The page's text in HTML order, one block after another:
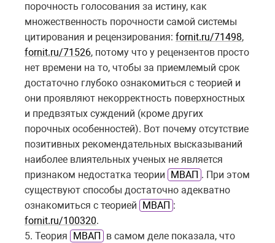
порочность голосования за истину, как
множественность порочности самой системы
цитирования и рецензирования: fornit.ru/71498,
fornit.ru/71526, потому что у рецензентов просто
нет времени на то, чтобы за приемлемый срок
достаточно глубоко ознакомиться с теорией и
они проявляют некорректность поверхностных
и предвзятых суждений (кроме других
порочных особенностей). Вот почему отсутствие
позитивных рекомендательных высказываний
наиболее влиятельных ученых не является
признаком недостатка теории
МВАП . При этом
существуют способы достаточно адекватно
ознакомиться с теорией
МВАП :
fornit.ru/100320.
5. Теория
МВАП
в самом деле показала, что